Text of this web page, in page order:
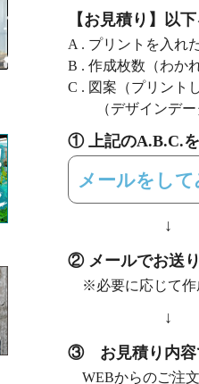
【お見積り】以
A . プリントを入れ
B . 作成枚数（わか
C . 図案（プリント
（デザインデー
① 上記のA.B.C.を
メールをして
↓
② メールでお送
※必要に応じて作
↓
③ お見積り内容
WEBからのご注